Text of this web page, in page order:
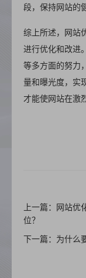
段，保持网站的
综上所述，网站
进行优化和改进
等多方面的努力
量和曝光度，实
才能使网站在激
上一篇：网站优
位？
下一篇：为什么